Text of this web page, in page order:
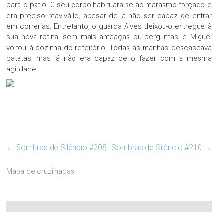
para o pátio. O seu corpo habituara-se ao marasmo forçado e
era preciso reavivá-lo, apesar de já não ser capaz de entrar
em correrias. Entretanto, o guarda Alves deixou-o entregue à
sua nova rotina, sem mais ameaças ou perguntas, e Miguel
voltou à cozinha do refeitório. Todas as manhãs descascava
batatas, mas já não era capaz de o fazer com a mesma
agilidade.
← Sombras de Silêncio #208 Sombras de Silêncio #210 →
Mapa de cruzilhadas